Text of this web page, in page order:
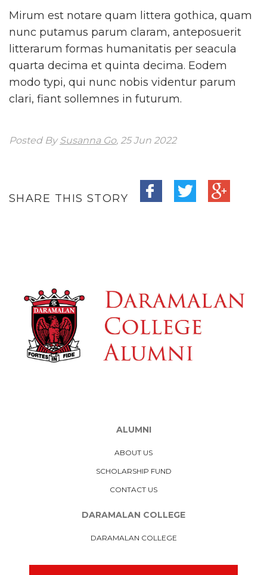
Mirum est notare quam littera gothica, quam
nunc putamus parum claram, anteposuerit
litterarum formas humanitatis per seacula
quarta decima et quinta decima. Eodem
modo typi, qui nunc nobis videntur parum
clari, fiant sollemnes in futurum.
Posted BySusanna Go, 25 Jun 2022
SHARE THIS STORY
ALUMNI
ABOUT US
SCHOLARSHIP FUND
CONTACT US
DARAMALAN COLLEGE
DARAMALAN COLLEGE